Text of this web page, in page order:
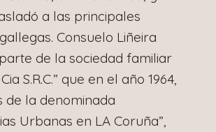
a las principales
Consuelo Liñeira
de la sociedad familiar
S.R.C.” que en el año 1964,
de la denominada
Urbanas en LA Coruña”,